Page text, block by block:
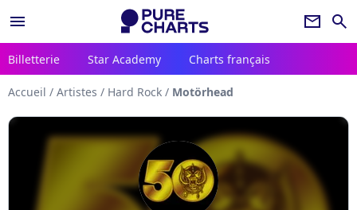
menu newsletter search
Billetterie Star Academy Charts français
Accueil / Artistes / Hard Rock / Motörhead